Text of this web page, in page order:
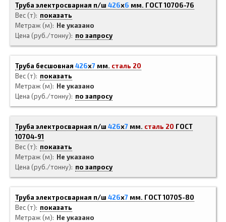
Труба электросварная п/ш 426x6 мм. ГОСТ 10706-76
Вес (т)
показать
Метраж (м)
Не указано
Цена (руб./тонну)
по запросу
Труба бесшовная 426x7 мм. сталь 20
Вес (т)
показать
Метраж (м)
Не указано
Цена (руб./тонну)
по запросу
Труба электросварная п/ш 426x7 мм. сталь 20 ГОСТ
10704-91
Вес (т)
показать
Метраж (м)
Не указано
Цена (руб./тонну)
по запросу
Труба электросварная п/ш 426x7 мм. ГОСТ 10705-80
Вес (т)
показать
Метраж (м)
Не указано